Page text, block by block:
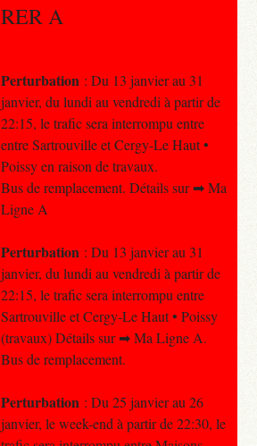
RER A
Perturbation : Du 13 janvier au 31
janvier, du lundi au vendredi à partir de
22:15, le trafic sera interrompu entre
entre Sartrouville et Cergy-Le Haut •
Poissy en raison de travaux.
Bus de remplacement. Détails sur ➡ Ma
Ligne A
Perturbation : Du 13 janvier au 31
janvier, du lundi au vendredi à partir de
22:15, le trafic sera interrompu entre
Sartrouville et Cergy-Le Haut • Poissy
(travaux) Détails sur ➡ Ma Ligne A.
Bus de remplacement.
Perturbation : Du 25 janvier au 26
janvier, le week-end à partir de 22:30, le